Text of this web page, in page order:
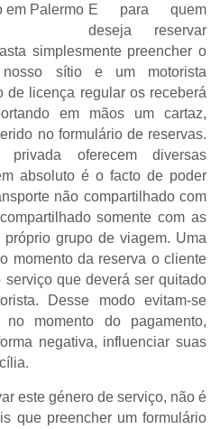
E para quem
deseja reservar
simplesmente preencher o
sítio e um motorista
de licença regular os receberá
em mãos um cartaz,
no formulário de reservas.
oferecem diversas
absoluto é o facto de poder
não compartilhado com
somente com as
grupo de viagem. Uma
momento da reserva o cliente
que deverá ser quitado
Desse modo evitam-se
no momento do pagamento,
negativa, influenciar suas
este género de serviço, não é
que preencher um formulário